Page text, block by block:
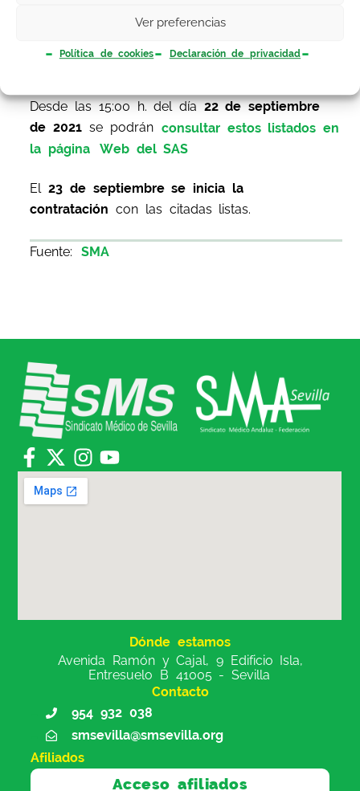
Ver preferencias
Política de cookies Declaración de privacidad
Valoración. Así como listados definitivos de
personas excluidas con indicación de la causa
Desde las 15:00 h. del día22de septiembre
de 2021 se podrán consultar estos listados en
la página
Web del SAS
El23 de septiembrese inicia la
contratación con las citadas listas.
Fuente: SMA
Dónde estamos
Avenida Ramón y Cajal, 9 Edificio Isla,
Entresuelo B 41005 - Sevilla
Contacto
954 932 038
smsevilla@smsevilla.org
Afiliados
Acceso afiliados